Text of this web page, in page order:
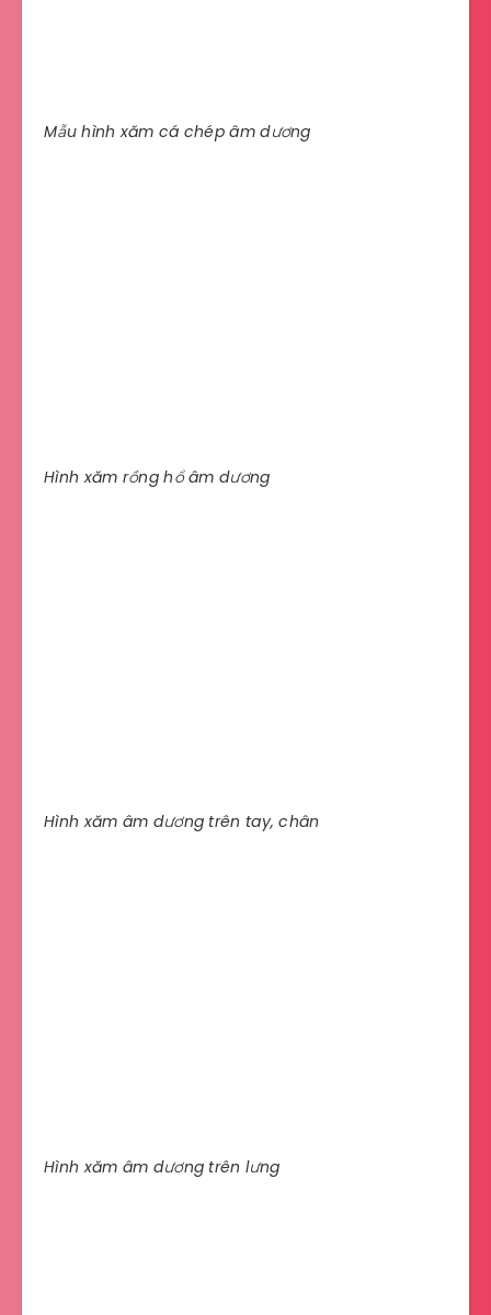
Mẫu hình xăm cá chép âm dương
Hình xăm rồng hổ âm dương
Hình xăm âm dương trên tay, chân
Hình xăm âm dương trên lưng